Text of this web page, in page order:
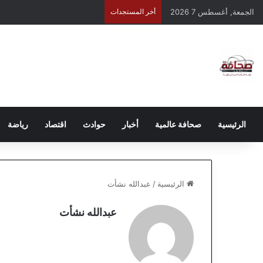
الجمعة, أغسطس 7 2026 أخر المستجدات
الرئيسية صحافة عالمية أخبار حوادث اقتصاد رياضة
الرئيسية / عبدالله نشأت
عبدالله نشأت